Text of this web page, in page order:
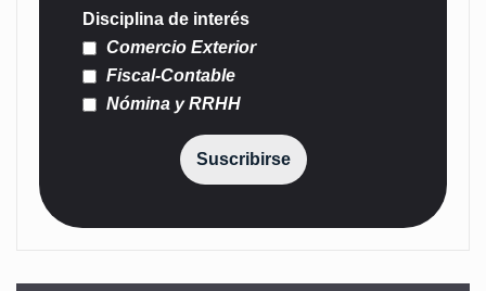
Disciplina de interés
Comercio Exterior
Fiscal-Contable
Nómina y RRHH
Suscribirse